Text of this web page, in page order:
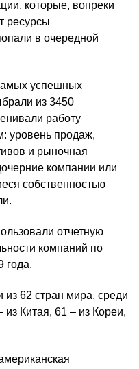
которые, вопреки
ресурсы
в очередной
успешных
из 3450
работу
уровень продаж,
и рыночная
компании или
собственностью
отчетную
компаний по
года.
из 62 стран мира, среди
Китая, 61 – из Кореи,